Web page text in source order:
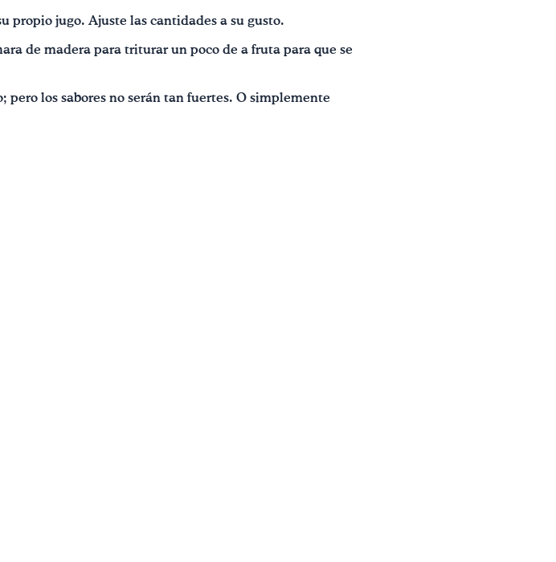
propio jugo. Ajuste las cantidades a su gusto.
de madera para triturar un poco de a fruta para que se
pero los sabores no serán tan fuertes. O simplemente